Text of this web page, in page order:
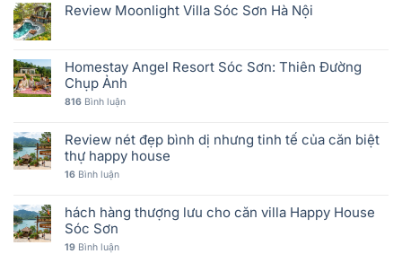
Review Moonlight Villa Sóc Sơn Hà Nội
Homestay Angel Resort Sóc Sơn: Thiên Đường
Chụp Ảnh
816 Bình luận
Review nét đẹp bình dị nhưng tinh tế của căn biệt
thự happy house
16 Bình luận
hách hàng thượng lưu cho căn villa Happy House
Sóc Sơn
19 Bình luận